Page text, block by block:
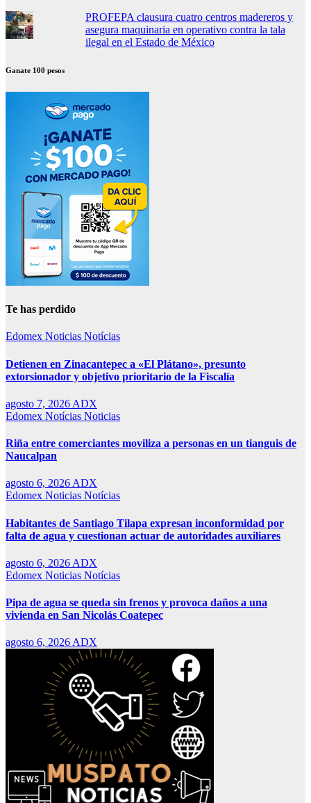
PROFEPA clausura cuatro centros madereros y
asegura maquinaria en operativo contra la tala
ilegal en el Estado de México
Ganate 100 pesos
Te has perdido
Edomex Noticias Notícias
Detienen en Zinacantepec a «El Plátano», presunto
extorsionador y objetivo prioritario de la Fiscalía
agosto 7, 2026 ADX
Edomex Notícias Noticias
Riña entre comerciantes moviliza a personas en un tianguis de
Naucalpan
agosto 6, 2026 ADX
Edomex Noticias Notícias
Habitantes de Santiago Tilapa expresan inconformidad por
falta de agua y cuestionan actuar de autoridades auxiliares
agosto 6, 2026 ADX
Edomex Noticias Notícias
Pipa de agua se queda sin frenos y provoca daños a una
vivienda en San Nicolás Coatepec
agosto 6, 2026ADX